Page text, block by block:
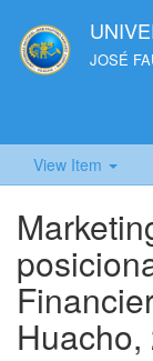
JOSÉ
View Item
Huacho,